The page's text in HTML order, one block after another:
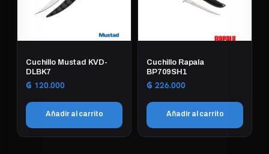
Cuchillo Mustad KVD-
DLBK7
₲ 120.000
Añadir al carrito
Cuchillo Rapala
BP709SH1
₲ 226.000
Añadir al carrito